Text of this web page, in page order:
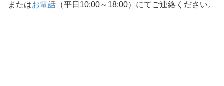
またはお電話 （平日10:00～18:00）にてご連絡ください。